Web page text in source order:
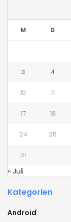
M D
3 4
10 11
17 18
24 25
31
« Juli
Kategorien
Android